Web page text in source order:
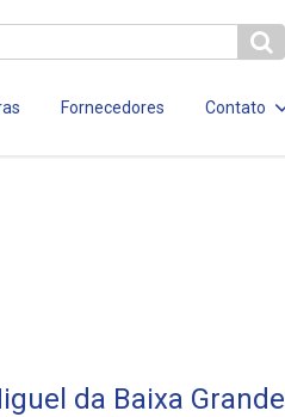
Fornecedores Contato
da Baixa Grande